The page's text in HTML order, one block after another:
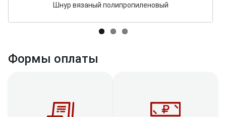
Шнур вязаный полипропиленовый
Формы оплаты